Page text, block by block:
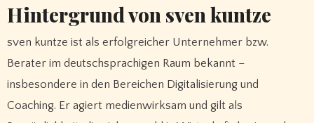
Hintergrund von sven kuntze
sven kuntze ist als erfolgreicher Unternehmer bzw.
Berater im deutschsprachigen Raum bekannt –
insbesondere in den Bereichen Digitalisierung und
Coaching. Er agiert medienwirksam und gilt als